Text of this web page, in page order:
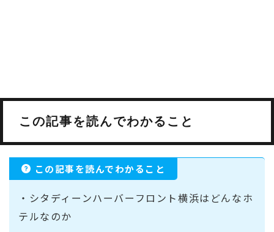
この記事を読んでわかること
この記事を読んでわかること
・シタディーンハーバーフロント横浜はどんなホ
テルなのか